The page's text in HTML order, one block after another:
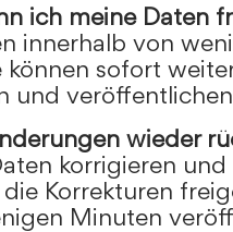
ich meine Daten
innerhalb von
sofort
und
wieder
korrigieren
Korrekturen
Minuten